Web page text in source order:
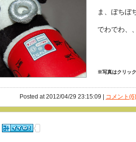
ま、ぼちぼ
でわでわ、、
※写真はクリッ
Posted at 2012/04/29 23:15:09 | コメント(6)